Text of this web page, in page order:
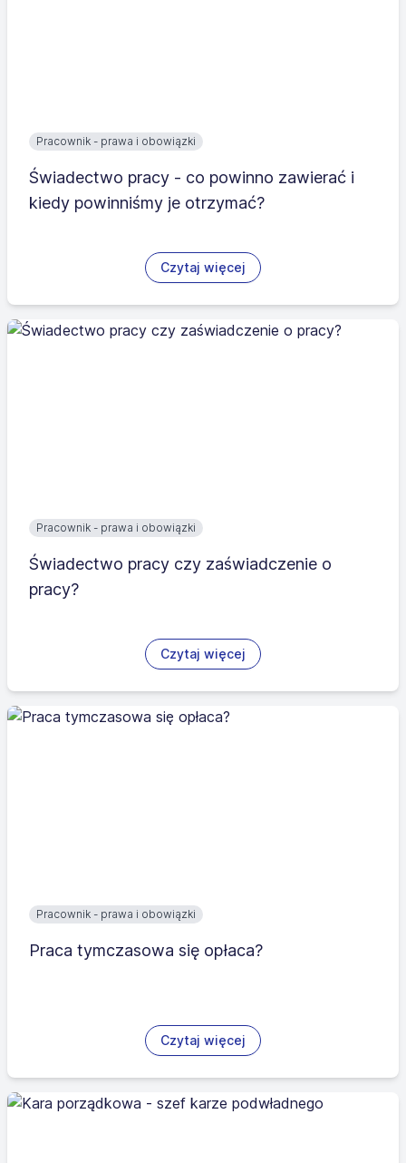
Pracownik - prawa i obowiązki
Świadectwo pracy - co powinno zawierać i
kiedy powinniśmy je otrzymać?
Czytaj więcej
Pracownik - prawa i obowiązki
Świadectwo pracy czy zaświadczenie o
pracy?
Czytaj więcej
Pracownik - prawa i obowiązki
Praca tymczasowa się opłaca?
Czytaj więcej